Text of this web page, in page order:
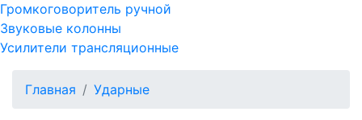
Громкоговоритель ручной
Звуковые колонны
Усилители трансляционные
Главная Ударные